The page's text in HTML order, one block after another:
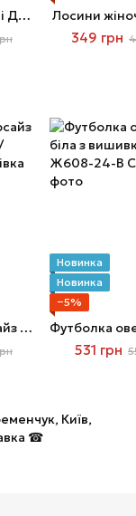
Штани підліткові Д571/2-13 шоколадні Лосини
349 грн
Футболка оверсайз з вишивкою S
Новинка
Новинка
−5%
531 грн
Київ,
☎